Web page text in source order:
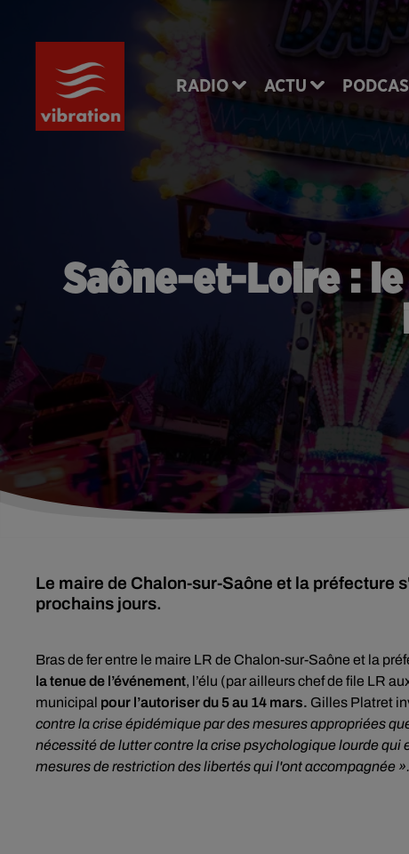
RADIO ACTU
Saône-et-Loire :
Le maire de Chalon-sur-Saône et la préfecture
prochains jours.
Bras de fer entre le maire LR de Chalon-sur-Saône et la
la tenue de l’événement, l’élu (par ailleurs chef de file LR
municipal pour l’autoriser du 5 au 14 mars. Gilles Platret
contre la crise épidémique par des mesures appropriées
nécessité de lutter contre la crise psychologique lourde
mesures de restriction des libertés qui l'ont accompagnée ».